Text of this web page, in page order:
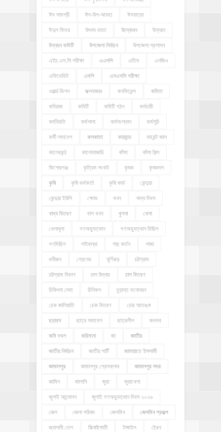
ঈদ সামগ্রী ঈদ-উল-আযহা ঈদযাত্রা
ঈদুল ফিতর উৎসব ভাতা উদ্বোধন উন্নয়ন
উন্নয়ন কমিটি উপজেলা নির্বাচন উপজেলা প্রশাসন
এইচ.এস.সি পরীক্ষা এএসপি এতিম এনজিও
এফিডেভিট এমপি এসএসসি পরীক্ষা
ওয়ার্ল্ড ভিশন কক্সবাজার কনফিডেন্স কবিতা
কবিরাজ কমিটি কমিটি গঠন কর্মচারী
কর্মবিরতি কর্মশালা কর্মসংস্থান কর্মসূচি
কর্মী সমাবেশ কলকাতা কারাদন্ড কারেন্ট জাল
কালেরকন্ঠ কালোবাজারি কাঁসা কাঁসা শিল্প
কিশোরগঞ্জ কৃত্রিম সংকট কৃষক কৃষকদল
কৃষি কৃষি কর্মকর্তা কৃষি কার্ড কেন্দুয়া
কেন্দুয়া ইউপি ক্ষোভ খনন খাদ্য দিবস
খাদ্য বিতরণ খাল খনন খুলনা খেলা
খেলাধূলা গণঅভ্যুত্থান গণঅভ্যুত্থান মিছিল
গণমিছিল গাইবান্ধা গাছ কর্তন গাজা
গুনীজন গ্রেনেড ঘূর্ণিঝড় চট্টগ্রাম
চট্টগ্রাম বিভাগ চাল উদ্ধার চাল বিতরণ
চিকিৎসা সেবা চিনিকল চুড়ান্ত মনোনয়ন
চেক জালিয়াতি চেক বিতরণ চোর আতঙ্ক
ছড়ারস ছাত্র সমাবেশ ছাত্রলীগ জনপথ
জমি দখল জরিমানা জা জাতীয়
জাতীয় নির্বাচন জাতীয় পার্টি জামায়াতে ইসলামী
জামালপুর জামালপুর প্রেসক্লাব জামালপুর সদর
জামিন জালানি জুয়া জুয়াখেলা
জুলাই আন্দোলন জুলাই গণঅভ্যুত্থান দিবস ২০২৬
জেল জেলা পরিষদ জেসমিন জেসমিন প্রকল্প
জ্বালানী তেল ঝিনাইগাতী টাঙ্গাইল ট্রেন